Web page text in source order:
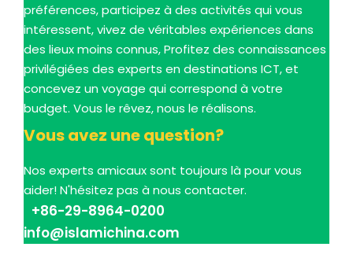
préférences, participez à des activités qui vous
intéressent, vivez de véritables expériences dans
des lieux moins connus, Profitez des connaissances
privilégiées des experts en destinations ICT, et
concevez un voyage qui correspond à votre
budget. Vous le rêvez, nous le réalisons.
Vous avez une question?
Nos experts amicaux sont toujours là pour vous
aider! N'hésitez pas à nous contacter.
+86-29-8964-0200
info@islamichina.com